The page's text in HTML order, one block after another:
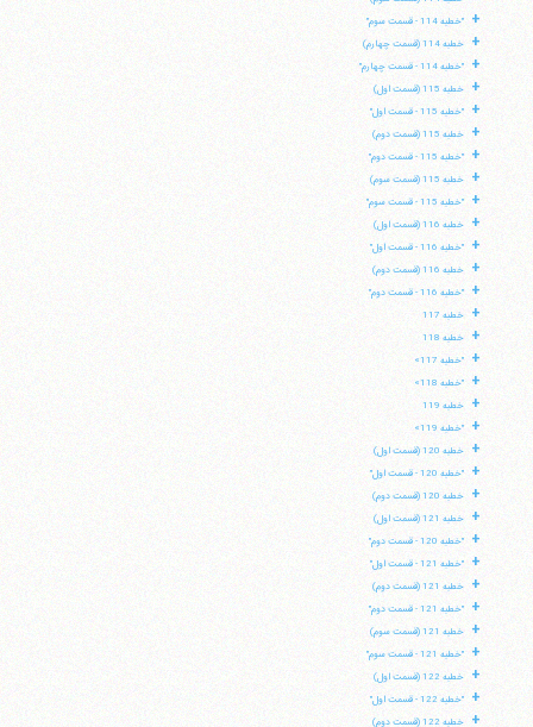
+ "خطبه 114 - قسمت سوم"
+ خطبه 114 (قسمت چهارم)
+ "خطبه 114 - قسمت چهارم"
+ خطبه 115 (قسمت اول)
+ "خطبه 115 - قسمت اول"
+ خطبه 115 (قسمت دوم)
+ "خطبه 115 - قسمت دوم"
+ خطبه 115 (قسمت سوم)
+ "خطبه 115 - قسمت سوم"
+ خطبه 116 (قسمت اول)
+ "خطبه 116 - قسمت اول"
+ خطبه 116 (قسمت دوم)
+ "خطبه 116 - قسمت دوم"
+ خطبه 117
+ خطبه 118
+ "خطبه 117»
+ "خطبه 118»
+ خطبه 119
+ "خطبه 119»
+ خطبه 120 (قسمت اول)
+ "خطبه 120 - قسمت اول"
+ خطبه 120 (قسمت دوم)
+ خطبه 121 (قسمت اول)
+ "خطبه 120 - قسمت دوم"
+ "خطبه 121 - قسمت اول"
+ خطبه 121 (قسمت دوم)
+ "خطبه 121 - قسمت دوم"
+ خطبه 121 (قسمت سوم)
+ "خطبه 121 - قسمت سوم"
+ خطبه 122 (قسمت اول)
+ "خطبه 122 - قسمت اول"
+ خطبه 122 (قسمت دوم)